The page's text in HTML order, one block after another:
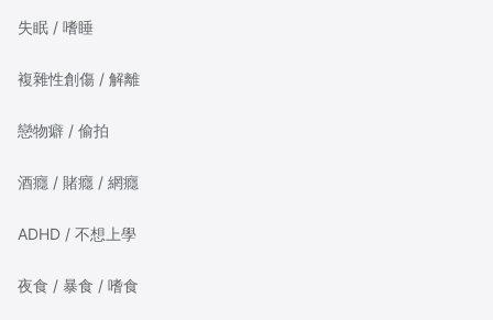
失眠 / 嗜睡
複雜性創傷 / 解離
戀物癖 / 偷拍
酒癮 / 賭癮 / 網癮
ADHD / 不想上學
夜食 / 暴食 / 嗜食